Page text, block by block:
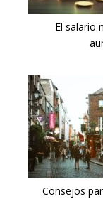
El salario
Consejos